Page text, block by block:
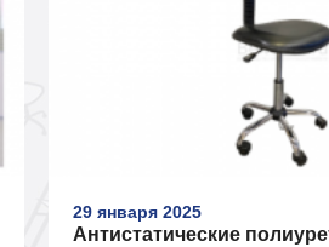
29 января 2025
Антистатические